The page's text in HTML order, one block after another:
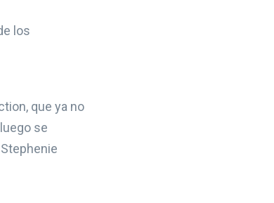
los
que ya no
se